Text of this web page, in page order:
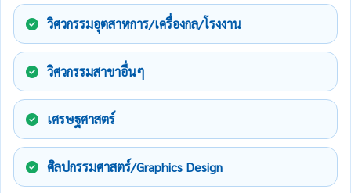
วิศวกรรมอุตสาหการ/เครื่องกล/โรงงาน
วิศวกรรมสาขาอื่นๆ
เศรษฐศาสตร์
ศิลปกรรมศาสตร์/Graphics Design